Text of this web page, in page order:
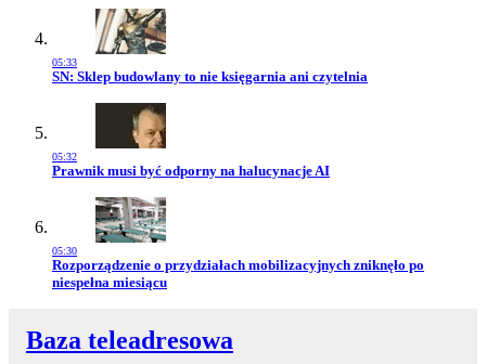
05:33
Przejdź do artykułu:
SN: Sklep budowlany to nie księgarnia ani czytelnia
05:32
Przejdź do artykułu:
Prawnik musi być odporny na halucynacje AI
05:30
Przejdź do artykułu:
Rozporządzenie o przydziałach mobilizacyjnych zniknęło po
niespełna miesiącu
Baza teleadresowa